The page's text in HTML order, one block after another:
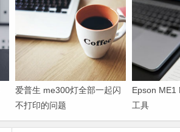
爱普生 me300灯全部一起闪
不打印的问题
Epson ME1
工具